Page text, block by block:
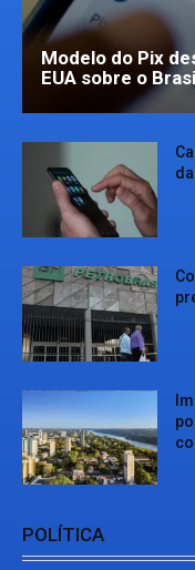
Modelo do Pix
EUA sobre o
POLÍTICA